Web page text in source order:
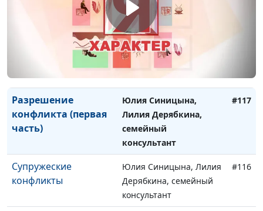
Дерябкина, семейный
консультант
конфликта (вторая
часть)
Юлия Синицына, Лилия
Дерябкина, семейный
консультант
Разрешение
конфликта (первая
часть)
Юлия Синицына,
Лилия Дерябкина,
семейный
консультант
#117
Супружеские
конфликты
Юлия Синицына, Лилия
Дерябкина, семейный
консультант
#116